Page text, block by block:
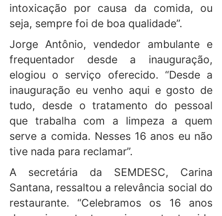
intoxicação por causa da comida, ou
seja, sempre foi de boa qualidade”.
Jorge Antônio, vendedor ambulante e
frequentador desde a inauguração,
elogiou o serviço oferecido. “Desde a
inauguração eu venho aqui e gosto de
tudo, desde o tratamento do pessoal
que trabalha com a limpeza a quem
serve a comida. Nesses 16 anos eu não
tive nada para reclamar”.
A secretária da SEMDESC, Carina
Santana, ressaltou a relevância social do
restaurante. “Celebramos os 16 anos